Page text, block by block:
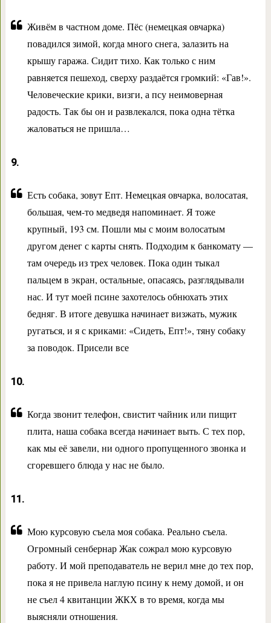
Живём в частном доме. Пёс (немецкая овчарка)
повадился зимой, когда много снега, залазить на
крышу гаража. Сидит тихо. Как только с ним
равняется пешеход, сверху раздаётся громкий: «Гав!».
Человеческие крики, визги, а псу неимоверная
радость. Так бы он и развлекался, пока одна тётка
жаловаться не пришла…
9.
Есть собака, зовут Епт. Немецкая овчарка, волосатая,
большая, чем-то медведя напоминает. Я тоже
крупный, 193 см. Пошли мы с моим волосатым
другом денег с карты снять. Подходим к банкомату —
там очередь из трех человек. Пока один тыкал
пальцем в экран, остальные, опасаясь, разглядывали
нас. И тут моей псине захотелось обнюхать этих
бедняг. В итоге девушка начинает визжать, мужик
ругаться, и я с криками: «Сидеть, Епт!», тяну собаку
за поводок. Присели все
10.
Когда звонит телефон, свистит чайник или пищит
плита, наша собака всегда начинает выть. С тех пор,
как мы её завели, ни одного пропущенного звонка и
сгоревшего блюда у нас не было.
11.
Мою курсовую съела моя собака. Реально съела.
Огромный сенбернар Жак сожрал мою курсовую
работу. И мой преподаватель не верил мне до тех пор,
пока я не привела наглую псину к нему домой, и он
не съел 4 квитанции ЖКХ в то время, когда мы
выясняли отношения.